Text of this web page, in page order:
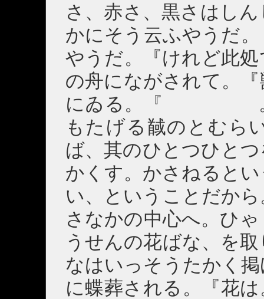
さ、赤さ、黒さはし
かにそう云ふやうだ
やうだ。『けれど此
の舟にながされて。
にゐる。『 。い
もたげる馘のとむら
ば、其のひとつひと
かくす。かさねると
い、ということだか
さなかの中心へ。ひ
うせんの花ばな、を
なはいっそうたかく
に蝶葬される。『花